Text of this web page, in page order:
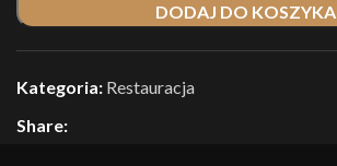
DODAJ DO KOSZYKA
Kategoria: Restauracja
Share: